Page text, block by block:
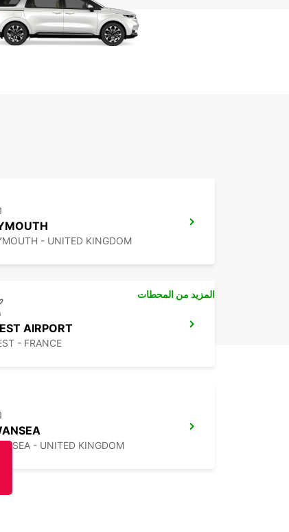
- UNITED KINGDOM
AIRPORT
- FRANCE
- UNITED KINGDOM
المزيد من المحطات